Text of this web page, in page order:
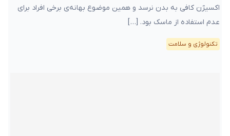
اکسیژن کافی به بدن نرسد و همین موضوع بهانه‌‌ی برخی افراد برای
عدم استفاده از ماسک بود. […]
تکنولوژی و سلامت